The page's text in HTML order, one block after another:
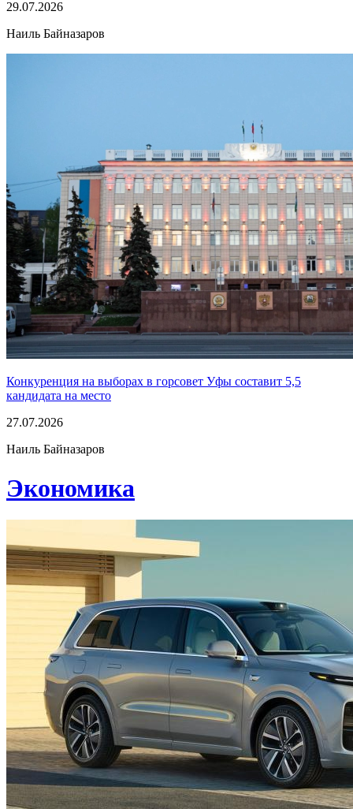
29.07.2026
Наиль Байназаров
Конкуренция на выборах в горсовет Уфы составит 5,5
кандидата на место
27.07.2026
Наиль Байназаров
Экономика